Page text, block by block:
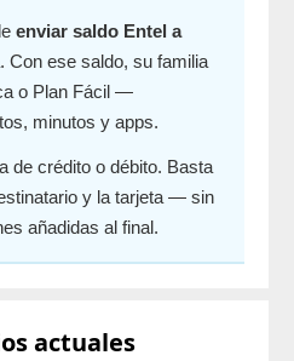
enviar saldo Entel a
Con ese saldo, su familia
o Plan Fácil —
minutos y apps.
de crédito o débito. Basta
y la tarjeta — sin
añadidas al final.
actuales